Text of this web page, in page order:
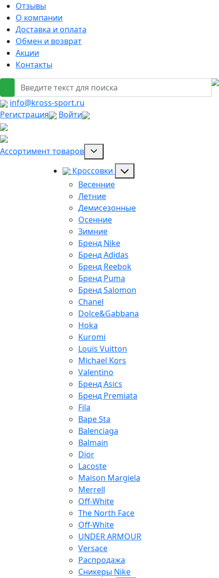
Отзывы
О компании
Доставка и оплата
Обмен и возврат
Акции
Контакты
info@kross-sport.ru
Регистрация
Войти
Ассортимент товаров
Кроссовки
Весенние
Летние
Демисезонные
Осенние
Зимние
Бренд Nike
Бренд Adidas
Бренд Reebok
Бренд Puma
Бренд Salomon
Chanel
Dolce&Gabbana
Hoka
Kuromi
Louis Vuitton
Michael Kors
Valentino
Бренд Asics
Бренд Premiata
Fila
Bape Sta
Balenciaga
Balmain
Dior
Lacoste
Maison Margiela
Merrell
Off-White
The North Face
Off-White
UNDER ARMOUR
Versace
Распродажа
Сникеры Nike